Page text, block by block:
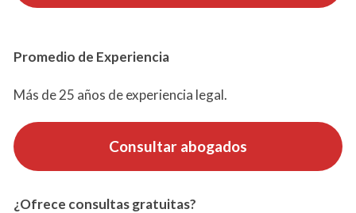
Promedio de Experiencia
Más de 25 años de experiencia legal.
Consultar abogados
¿Ofrece consultas gratuitas?